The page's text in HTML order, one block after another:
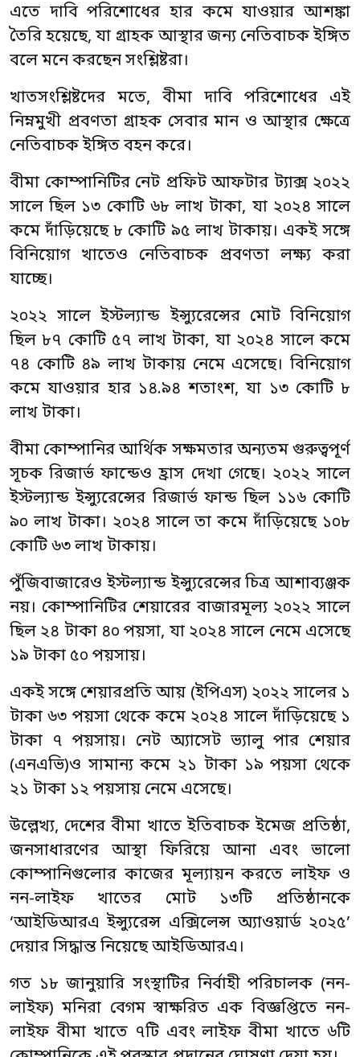
এতে দাবি পরিশোধের হার কমে যাওয়ার আশঙ্কা
তৈরি হয়েছে, যা গ্রাহক আস্থার জন্য নেতিবাচক ইঙ্গিত
বলে মনে করছেন সংশ্লিষ্টরা।
খাতসংশ্লিষ্টদের মতে, বীমা দাবি পরিশোধের এই
নিম্নমুখী প্রবণতা গ্রাহক সেবার মান ও আস্থার ক্ষেত্রে
নেতিবাচক ইঙ্গিত বহন করে।
বীমা কোম্পানিটির নেট প্রফিট আফটার ট্যাক্স ২০২২
সালে ছিল ১৩ কোটি ৬৮ লাখ টাকা, যা ২০২৪ সালে
কমে দাঁড়িয়েছে ৮ কোটি ৯৫ লাখ টাকায়। একই সঙ্গে
বিনিয়োগ খাতেও নেতিবাচক প্রবণতা লক্ষ্য করা
যাচ্ছে।
২০২২ সালে ইস্টল্যান্ড ইন্স্যুরেন্সের মোট বিনিয়োগ
ছিল ৮৭ কোটি ৫৭ লাখ টাকা, যা ২০২৪ সালে কমে
৭৪ কোটি ৪৯ লাখ টাকায় নেমে এসেছে। বিনিয়োগ
কমে যাওয়ার হার ১৪.৯৪ শতাংশ, যা ১৩ কোটি ৮
লাখ টাকা।
বীমা কোম্পানির আর্থিক সক্ষমতার অন্যতম গুরুত্বপূর্ণ
সূচক রিজার্ভ ফান্ডেও হ্রাস দেখা গেছে। ২০২২ সালে
ইস্টল্যান্ড ইন্স্যুরেন্সের রিজার্ভ ফান্ড ছিল ১১৬ কোটি
৯০ লাখ টাকা। ২০২৪ সালে তা কমে দাঁড়িয়েছে ১০৮
কোটি ৬৩ লাখ টাকায়।
পুঁজিবাজারেও ইস্টল্যান্ড ইন্স্যুরেন্সের চিত্র আশাব্যঞ্জক
নয়। কোম্পানিটির শেয়ারের বাজারমূল্য ২০২২ সালে
ছিল ২৪ টাকা ৪০ পয়সা, যা ২০২৪ সালে নেমে এসেছে
১৯ টাকা ৫০ পয়সায়।
একই সঙ্গে শেয়ারপ্রতি আয় (ইপিএস) ২০২২ সালের ১
টাকা ৬৩ পয়সা থেকে কমে ২০২৪ সালে দাঁড়িয়েছে ১
টাকা ৭ পয়সায়। নেট অ্যাসেট ভ্যালু পার শেয়ার
(এনএভি)ও সামান্য কমে ২১ টাকা ১৯ পয়সা থেকে
২১ টাকা ১২ পয়সায় নেমে এসেছে।
উল্লেখ্য, দেশের বীমা খাতে ইতিবাচক ইমেজ প্রতিষ্ঠা,
জনসাধারণের আস্থা ফিরিয়ে আনা এবং ভালো
কোম্পানিগুলোর কাজের মূল্যায়ন করতে লাইফ ও
নন-লাইফ খাতের মোট ১৩টি প্রতিষ্ঠানকে
‘আইডিআরএ ইন্স্যুরেন্স এক্সিলেন্স অ্যাওয়ার্ড ২০২৫’
দেয়ার সিদ্ধান্ত নিয়েছে আইডিআরএ।
গত ১৮ জানুয়ারি সংস্থাটির নির্বাহী পরিচালক (নন-
লাইফ) মনিরা বেগম স্বাক্ষরিত এক বিজ্ঞপ্তিতে নন-
লাইফ বীমা খাতে ৭টি এবং লাইফ বীমা খাতে ৬টি